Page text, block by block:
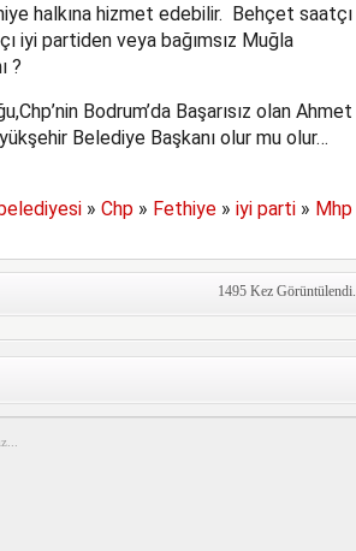
halkına hizmet edebilir. Behçet saatçı
iyi partiden veya bağımsız Muğla
?
Bodrum’da Başarısız olan Ahmet
Belediye Başkanı olur mu olur…
» Chp» Fethiye» iyi parti» Mhp
1495 Kez Görüntülendi.